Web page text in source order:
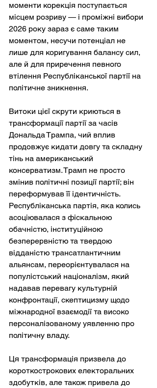
моменти корекція поступається
місцем розриву — і проміжні вибори
2026 року зараз є саме таким
моментом, несучи потенціал не
лише для коригування балансу сил,
але й для приречення певного
втілення Республіканської партії на
політичне зникнення.
Витоки цієї скрути криються в
трансформації партії за часів
Дональда Трампа, чий вплив
продовжує кидати довгу та складну
тінь на американський
консерватизм. Трамп не просто
змінив політичні позиції партії; він
переформував її ідентичність.
Республіканська партія, яка колись
асоціювалася з фіскальною
обачністю, інституційною
безперервністю та твердою
відданістю трансатлантичним
альянсам, переорієнтувалася на
популістський націоналізм, який
надавав перевагу культурній
конфронтації, скептицизму щодо
міжнародної взаємодії та високо
персоналізованому уявленню про
політичну владу.
Ця трансформація призвела до
короткострокових електоральних
здобутків, але також привела до